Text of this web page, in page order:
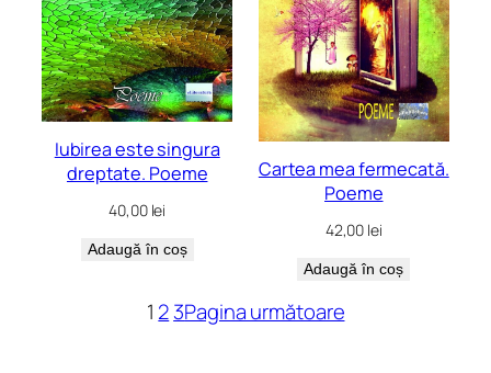
Iubirea este singura
dreptate. Poeme
40,00 lei
Adaugă în coș
Cartea mea fermecată.
Poeme
42,00 lei
Adaugă în coș
1 23Pagina următoare